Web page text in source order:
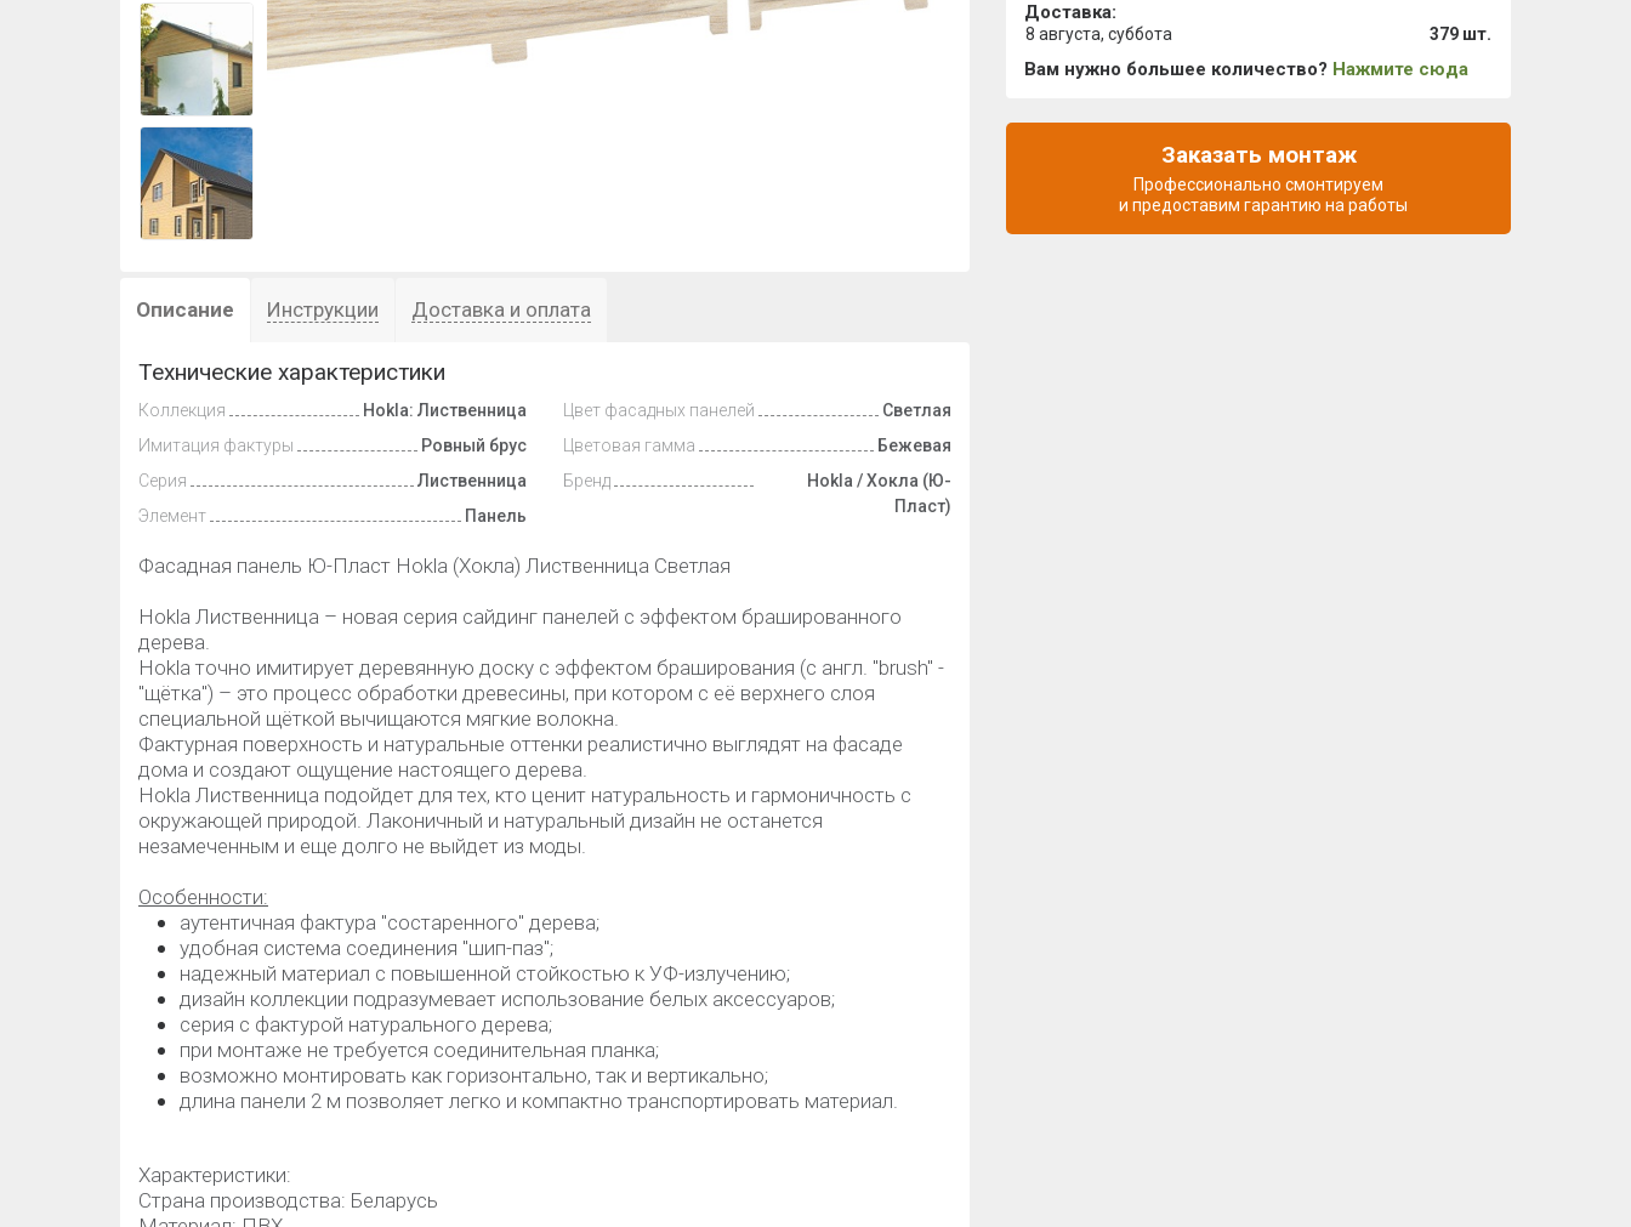
Описание Инструкции Доставка и оплата
Технические характеристики
Коллекция
Hokla: Лиственница
Имитация фактуры
Ровный брус
Серия
Лиственница
Элемент
Панель
Цвет фасадных панелей
Светлая
Цветовая гамма
Бежевая
Бренд
Hokla / Хокла (Ю-
Пласт)
Фасадная панель Ю-Пласт Hokla (Хокла) Лиственница Светлая
Hokla Лиственница – новая серия сайдинг панелей с эффектом брашированного
дерева.
Hokla точно имитирует деревянную доску с эффектом браширования (с англ. "brush" -
"щётка") – это процесс обработки древесины, при котором с её верхнего слоя
специальной щёткой вычищаются мягкие волокна.
Фактурная поверхность и натуральные оттенки реалистично выглядят на фасаде
дома и создают ощущение настоящего дерева.
Hokla Лиственница подойдет для тех, кто ценит натуральность и гармоничность с
окружающей природой. Лаконичный и натуральный дизайн не останется
незамеченным и еще долго не выйдет из моды.
Особенности:
аутентичная фактура "состаренного" дерева;
удобная система соединения "шип-паз";
надежный материал с повышенной стойкостью к УФ-излучению;
дизайн коллекции подразумевает использование белых аксессуаров;
серия с фактурой натурального дерева;
при монтаже не требуется соединительная планка;
возможно монтировать как горизонтально, так и вертикально;
длина панели 2 м позволяет легко и компактно транспортировать материал.
Характеристики:
Страна производства: Беларусь
Доставка:
8 августа, суббота 379 шт.
Вам нужно большее количество? Нажмите сюда
Заказать монтаж
Профессионально смонтируем
и предоставим гарантию на работы